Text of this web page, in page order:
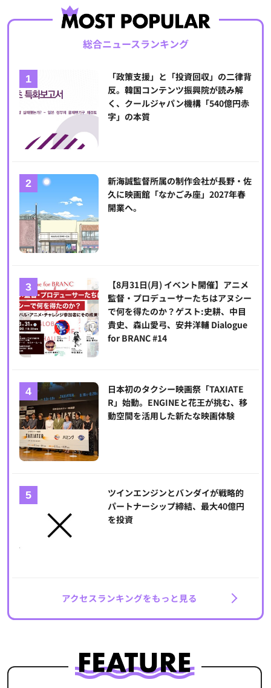
総合ニュースランキング
「政策支援」と「投資回収」の二律背
反。韓国コンテンツ振興院が読み解
く、クールジャパン機構「540億円赤
字」の本質
新海誠監督所属の制作会社が長野・佐
久に映画館「なかごみ座」2027年春
開業へ。
【8月31日(月) イベント開催】アニメ
監督・プロデューサーたちはアヌシー
で何を得たのか？ゲスト:史耕、中目
貴史、森山愛弓、安井洋輔 Dialogue
for BRANC #14
日本初のタクシー映画祭「TAXIATE
R」始動。ENGINEと花王が挑む、移
動空間を活用した新たな映画体験
ツインエンジンとバンダイが戦略的
パートナーシップ締結、最大40億円
を投資
アクセスランキングをもっと見る